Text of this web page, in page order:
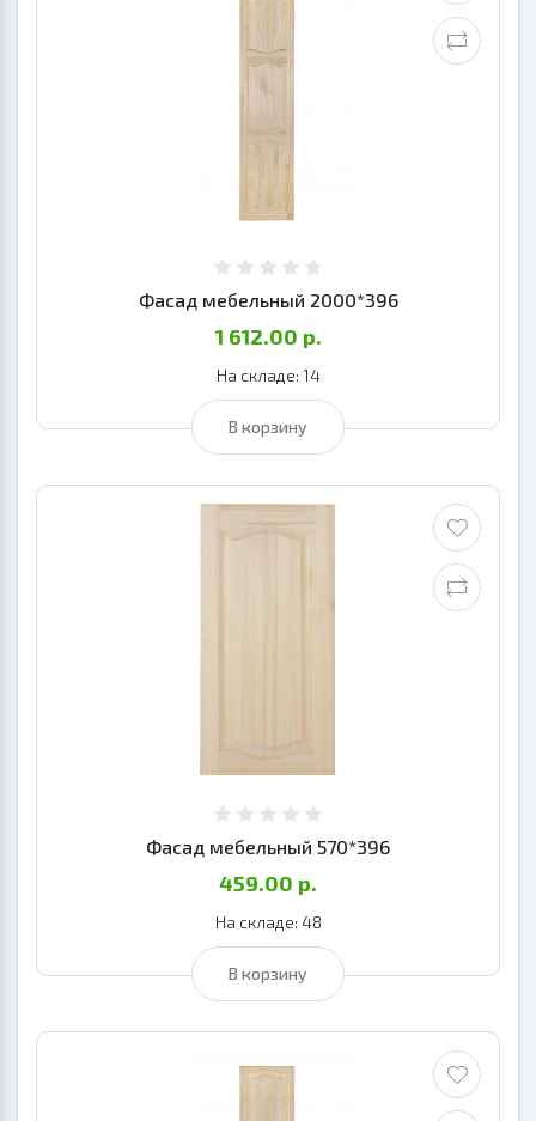
Фасад мебельный 2000*396
1 612.00 р.
На складе: 14
В корзину
Фасад мебельный 570*396
459.00 р.
На складе: 48
В корзину